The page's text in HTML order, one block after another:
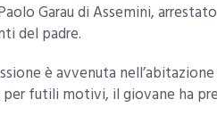
Garau di Assemini,
del padre.
è avvenuta
futili motivi, il giovane ha